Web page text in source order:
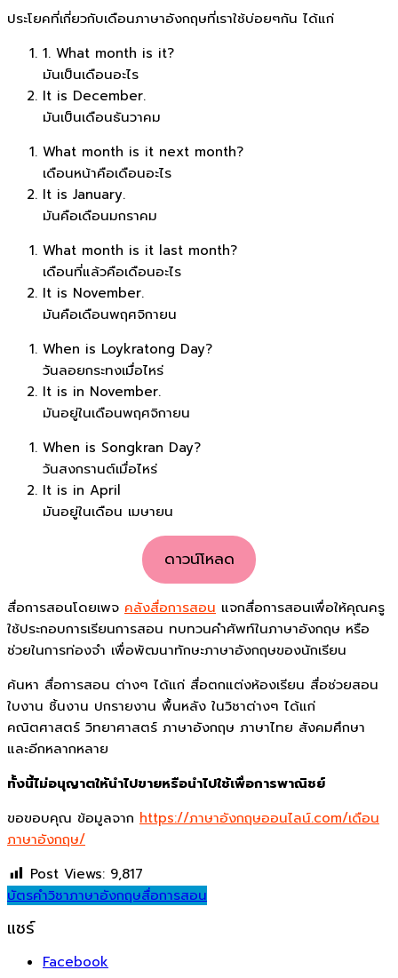
ประโยคที่เกี่ยวกับเดือนภาษาอังกฤษที่เราใช้บ่อยๆกัน ได้แก่
1. What month is it?
มันเป็นเดือนอะไร
It is December.
มันเป็นเดือนธันวาคม
What month is it next month?
เดือนหน้าคือเดือนอะไร
It is January.
มันคือเดือนมกราคม
What month is it last month?
เดือนที่แล้วคือเดือนอะไร
It is November.
มันคือเดือนพฤศจิกายน
When is Loykratong Day?
วันลอยกระทงเมื่อไหร่
It is in November.
มันอยู่ในเดือนพฤศจิกายน
When is Songkran Day?
วันสงกรานต์เมื่อไหร่
It is in April
มันอยู่ในเดือน เมษายน
ดาวน์โหลด
สื่อการสอนโดยเพจ คลังสื่อการสอน แจกสื่อการสอนเพื่อให้คุณครู
ใช้ประกอบการเรียนการสอน ทบทวนคำศัพท์ในภาษาอังกฤษ หรือ
ช่วยในการท่องจำ เพื่อพัฒนาทักษะภาษาอังกฤษของนักเรียน
ค้นหา สื่อการสอน ต่างๆ ได้แก่ สื่อตกแต่งห้องเรียน สื่อช่วยสอน
ใบงาน ชิ้นงาน ปกรายงาน พื้นหลัง ในวิชาต่างๆ ได้แก่
คณิตศาสตร์ วิทยาศาสตร์ ภาษาอังกฤษ ภาษาไทย สังคมศึกษา
และอีกหลากหลาย
ทั้งนี้ไม่อนุญาตให้นำไปขายหรือนำไปใช้เพื่อการพาณิชย์
ขอขอบคุณ ข้อมูลจาก https://ภาษาอังกฤษออนไลน์.com/เดือน
ภาษาอังกฤษ/
Post Views: 9,817
บัตรคำวิชาภาษาอังกฤษสื่อการสอน
แชร์
Facebook